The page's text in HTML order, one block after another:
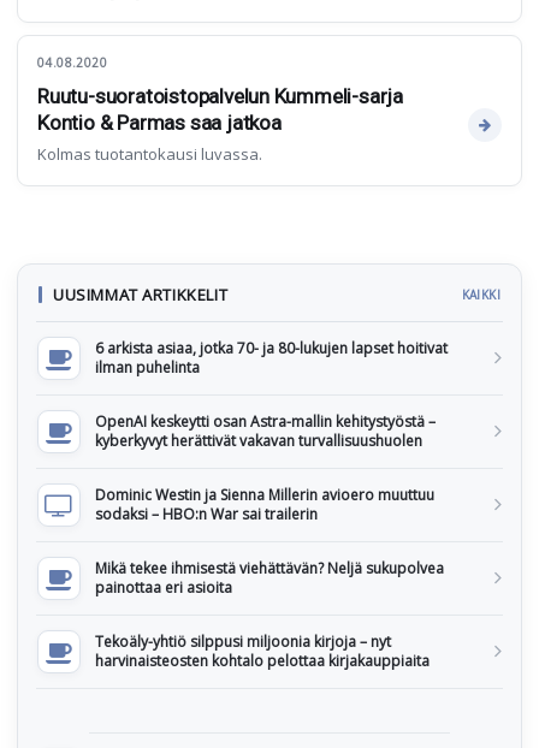
04.08.2020
Ruutu-suoratoistopalvelun Kummeli-sarja
Kontio & Parmas saa jatkoa
Kolmas tuotantokausi luvassa.
UUSIMMAT ARTIKKELIT KAIKKI
6 arkista asiaa, jotka 70- ja 80-lukujen lapset hoitivat
ilman puhelinta
OpenAI keskeytti osan Astra-mallin kehitystyöstä –
kyberkyvyt herättivät vakavan turvallisuushuolen
Dominic Westin ja Sienna Millerin avioero muuttuu
sodaksi – HBO:n War sai trailerin
Mikä tekee ihmisestä viehättävän? Neljä sukupolvea
painottaa eri asioita
Tekoäly-yhtiö silppusi miljoonia kirjoja – nyt
harvinaisteosten kohtalo pelottaa kirjakauppiaita